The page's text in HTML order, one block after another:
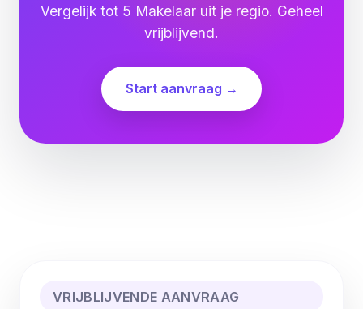
Vergelijk tot 5 Makelaar uit je regio. Geheel
vrijblijvend.
Start aanvraag →
VRIJBLIJVENDE AANVRAAG